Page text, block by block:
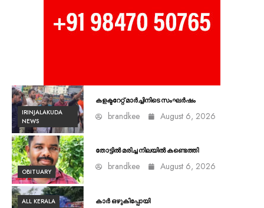
IRINJALAKUDA
NEWS
കളക്ടറേറ്റ് മാർച്ചിനിടെ സംഘർഷം
brandkee August 6, 2026
OBITUARY
തോട്ടിൽ മരിച്ച നിലയിൽ കണ്ടെത്തി
brandkee August 6, 2026
ALL KERALA കാർ ഒഴുകിപ്പോയി